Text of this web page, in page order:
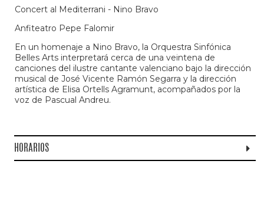
Concert al Mediterrani - Nino Bravo
Anfiteatro Pepe Falomir
En un homenaje a Nino Bravo, la Orquestra Sinfónica
Belles Arts interpretará cerca de una veintena de
canciones del ilustre cantante valenciano bajo la dirección
musical de José Vicente Ramón Segarra y la dirección
artística de Elisa Ortells Agramunt, acompañados por la
voz de Pascual Andreu.
HORARIOS